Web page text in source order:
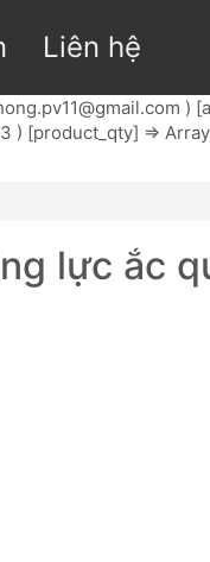
Liên hệ
)
) [product_qty] => Array
lực ắc